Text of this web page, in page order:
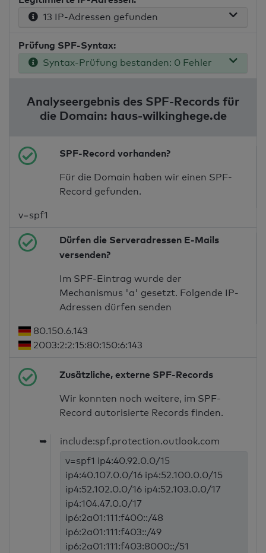
13 IP-Adressen gefunden
Prüfung SPF-Syntax:
Syntax-Prüfung bestanden: 0 Fehler
Analyseergebnis des SPF-Records für
die Domain: haus-wilkinghege.de
SPF-Record vorhanden?
Für die Domain haben wir einen SPF-
Record gefunden.
v=spf1
Dürfen die Serveradressen E-Mails
versenden?
Im SPF-Eintrag wurde der
Mechanismus 'a' gesetzt. Folgende IP-
Adressen dürfen senden
80.150.6.143
2003:2:2:15:80:150:6:143
Zusätzliche, externe SPF-Records
Wir konnten noch weitere, im SPF-
Record autorisierte Records finden.
➥
include:spf.protection.outlook.com
v=spf1 ip4:40.92.0.0/15
ip4:40.107.0.0/16 ip4:52.100.0.0/15
ip4:52.102.0.0/16 ip4:52.103.0.0/17
ip4:104.47.0.0/17
ip6:2a01:111:f400::/48
ip6:2a01:111:f403::/49
ip6:2a01:111:f403:8000::/51